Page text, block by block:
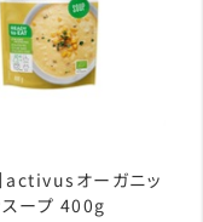
activusオーガニッ
スープ 400g